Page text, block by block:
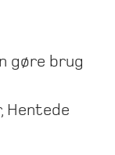
gøre brug
Hentede